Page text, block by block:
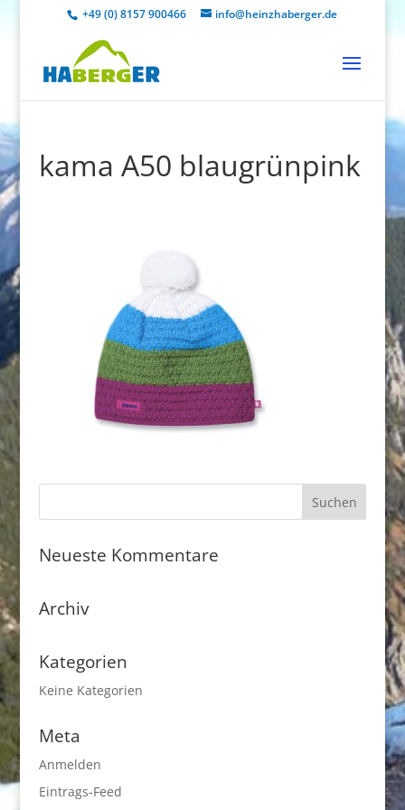
+49 (0) 8157 900466 info@heinzhaberger.de
kama A50 blaugrünpink
Neueste Kommentare
Archiv
Kategorien
Keine Kategorien
Meta
Anmelden
Eintrags-Feed